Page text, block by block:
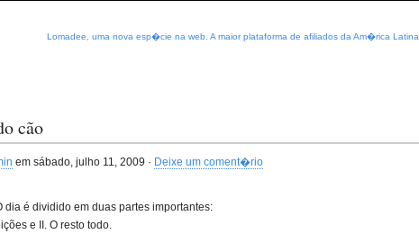
Lomadee, uma nova esp�cie na web. A maior plataforma de afiliados da Am�rica Latina
cão
em sábado, julho 11, 2009 · Deixe um coment�rio
dia é dividido em duas partes importantes:
e II. O resto todo.